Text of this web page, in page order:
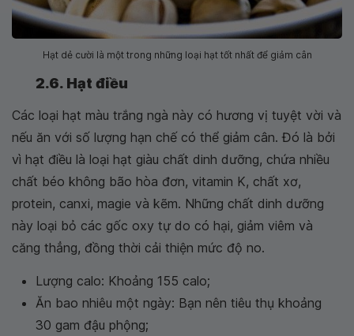
Hạt dẻ cười là một trong những loại hạt tốt nhất để giảm cân
2.6. Hạt điều
Các loại hạt màu trắng ngà này có hương vị tuyệt vời và
nếu ăn với số lượng hạn chế có thể giảm cân. Đó là bởi
vì hạt điều là loại hạt giàu chất dinh dưỡng, chứa nhiều
chất béo không bão hòa đơn, vitamin K, chất xơ,
protein, canxi, magie và kẽm. Những chất dinh dưỡng
này loại bỏ các gốc oxy tự do có hại, giảm viêm và
căng thẳng, đồng thời cải thiện mức độ no.
Lượng calo: Khoảng 155 calo;
Ăn bao nhiêu một ngày: Bạn nên tiêu thụ khoảng
30 gam đậu phộng;